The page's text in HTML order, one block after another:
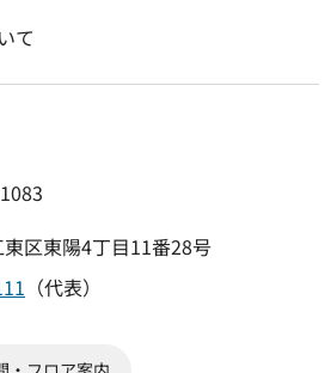
て
区東陽4丁目11番28号
（代表）